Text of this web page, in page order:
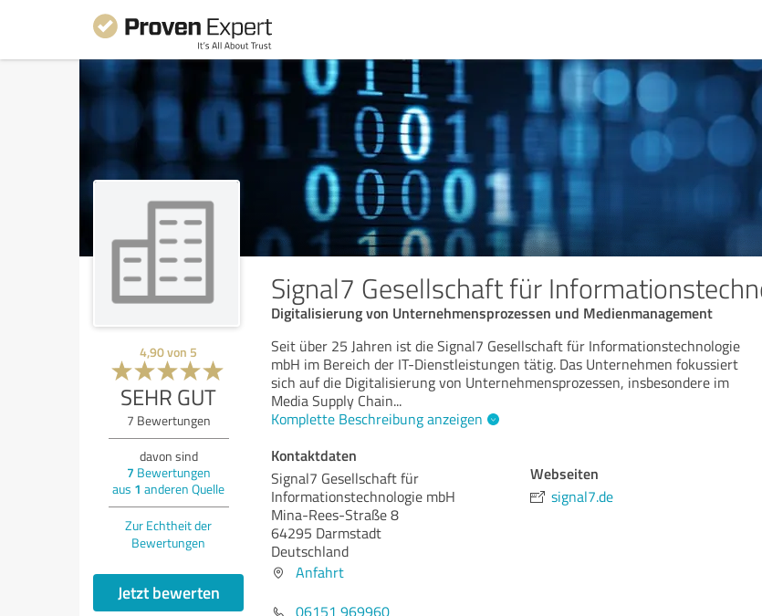
Signal7 Gesellschaft für
Digitalisierung von Unternehmensprozessen und Medienmanagement
4,90von 5
SEHR GUT
7 Bewertungen
davon sind
7 Bewertungen
aus 1 anderen Quelle
Zur Echtheit der
Bewertungen
Jetzt bewerten
Seit über 25 Jahren ist die Signal7 Gesellschaft für Informationstechnologie
mbH im Bereich der IT-Dienstleistungen tätig. Das Unternehmen fokussiert
sich auf die Digitalisierung von Unternehmensprozessen, insbesondere im
Media Supply Chain...
Komplette Beschreibung anzeigen
Kontaktdaten
Signal7 Gesellschaft für
Informationstechnologie mbH
Mina-Rees-Straße 8
64295 Darmstadt
Deutschland
Anfahrt
06151 969960
Webseiten
signal7.de